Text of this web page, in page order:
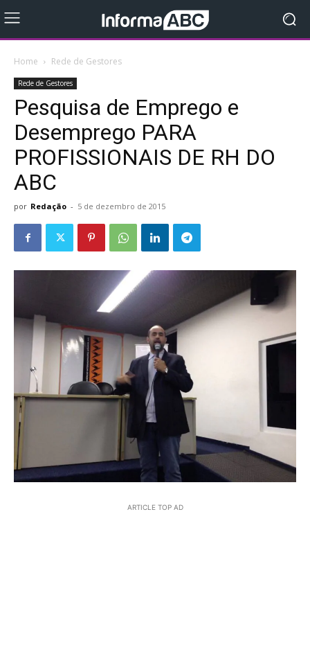
Home Rede de Gestores
Rede de Gestores
Pesquisa de Emprego e
Desemprego PARA
PROFISSIONAIS DE RH DO
por Redação - 5 de dezembro de 2015
ARTICLE TOP AD